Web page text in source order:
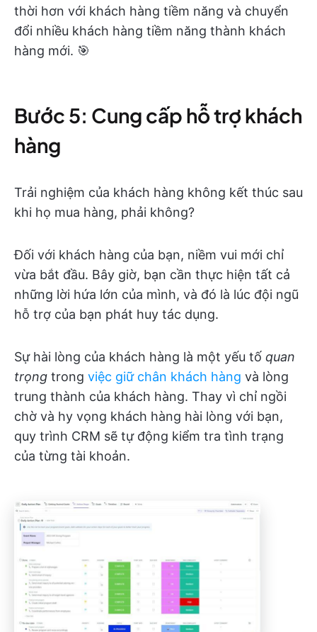
thời hơn với khách hàng tiềm năng và chuyển
đổi nhiều khách hàng tiềm năng thành khách
hàng mới. 🎯
Bước 5: Cung cấp hỗ trợ khách
hàng
Trải nghiệm của khách hàng không kết thúc sau
khi họ mua hàng, phải không?
Đối với khách hàng của bạn, niềm vui mới chỉ
vừa bắt đầu. Bây giờ, bạn cần thực hiện tất cả
những lời hứa lớn của mình, và đó là lúc đội ngũ
hỗ trợ của bạn phát huy tác dụng.
Sự hài lòng của khách hàng là một yếu tố quan
trọng trong việc giữ chân khách hàng và lòng
trung thành của khách hàng. Thay vì chỉ ngồi
chờ và hy vọng khách hàng hài lòng với bạn,
quy trình CRM sẽ tự động kiểm tra tình trạng
của từng tài khoản.